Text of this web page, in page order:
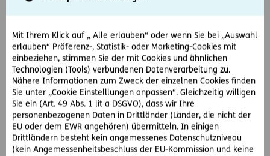
Mit Ihrem Klick auf „ Alle erlauben“ oder wenn Sie bei „Auswahl
erlauben“ Präferenz-, Statistik- oder Marketing-Cookies mit
einbeziehen, stimmen Sie der mit Cookies und ähnlichen
Technologien (Tools) verbundenen Datenverarbeitung zu.
Nähere Informationen zum Zweck der einzelnen Cookies finden
Sie unter „Cookie Einstelllungen anpassen“. Gleichzeitig willigen
Sie ein (Art. 49 Abs. 1 lit a DSGVO), dass wir Ihre
personenbezogenen Daten in Drittländer (Länder, die nicht der
EU oder dem EWR angehören) übermitteln. In einigen
Drittländern besteht kein angemessenes Datenschutzniveau
(kein Angemessenheitsbeschluss der EU-Kommission und keine
Hausmittel gegen
Zahnverfärbungen
Wenn Sie nicht gleich zum Zahnarzt gehen möchten,
gibt es ein paar Hausmittel gegen Zahnverfärbungen:
Salbei:Wirkt desinfizierend und
entzündungshemmend. Zerkauen Sie dafür einfach
regelmäßig ein paar Salbeiblätter.
Bananenschale:Reiben Sie Ihre Zähne mit der
Innenseite einer Bananenschale ab, das soll die